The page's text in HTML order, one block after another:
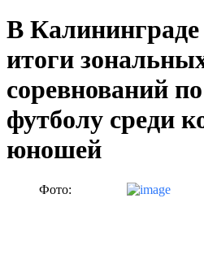
В
итоги
соревнований
футболу среди
юношей
Фото: